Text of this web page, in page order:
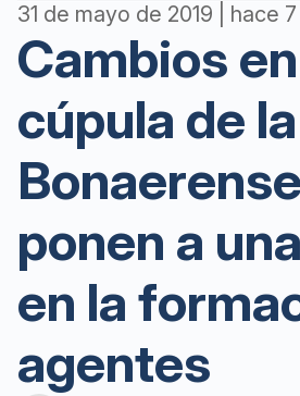
31 de mayo de 2019 | hace
Cambios
cúpula de
ponen a
en la
agentes